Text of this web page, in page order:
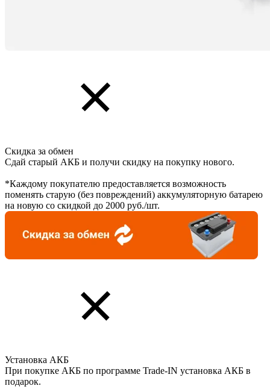
Скидка за обмен
Сдай старый АКБ и получи скидку на покупку нового.
*Каждому покупателю предоставляется возможность
поменять старую (без повреждений) аккумуляторную батарею
на новую со скидкой до 2000 руб./шт.
Установка АКБ
При покупке АКБ по программе Trade-IN установка АКБ в
подарок.